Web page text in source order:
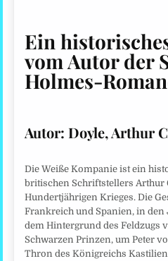
Ein
vom Autor der
Holmes-
Autor: Doyle, Arthur
Die Weiße Kompanie ist ein
britischen Schriftstellers Arthur
Hundertjährigen Krieges. Die
Frankreich und Spanien, in den
dem Hintergrund des Feldzugs
Schwarzen Prinzen, um Peter
Thron des Königreichs